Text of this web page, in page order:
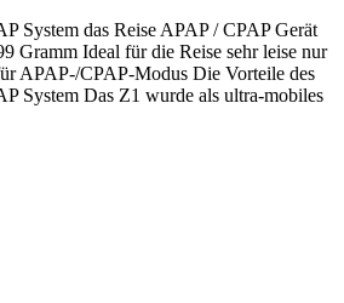
System das Reise APAP / CPAP Gerät
Gramm Ideal für die Reise sehr leise nur
APAP-/CPAP-Modus Die Vorteile des
System Das Z1 wurde als ultra-mobiles